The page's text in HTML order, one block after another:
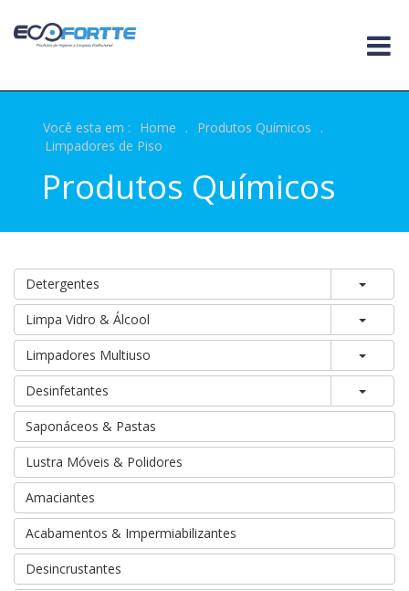
Você esta em : Home . Produtos Químicos
.
Limpadores de Piso
Produtos Químicos
Detergentes
Limpa Vidro & Álcool
Limpadores Multiuso
Desinfetantes
Saponáceos & Pastas
Lustra Móveis & Polidores
Amaciantes
Acabamentos & Impermiabilizantes
Desincrustantes